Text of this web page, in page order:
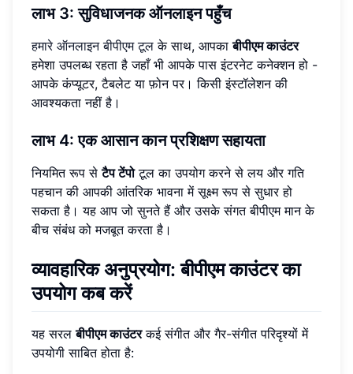
लाभ 3: सुविधाजनक ऑनलाइन पहुँच
हमारे ऑनलाइन बीपीएम टूल के साथ, आपकाबीपीएम काउंटर
हमेशा उपलब्ध रहता है जहाँ भी आपके पास इंटरनेट कनेक्शन हो -
आपके कंप्यूटर, टैबलेट या फ़ोन पर। किसी इंस्टॉलेशन की
आवश्यकता नहीं है।
लाभ 4: एक आसान कान प्रशिक्षण सहायता
नियमित रूप सेटैप टेंपोटूल का उपयोग करने से लय और गति
पहचान की आपकी आंतरिक भावना में सूक्ष्म रूप से सुधार हो
सकता है। यह आप जो सुनते हैं और उसके संगत बीपीएम मान के
बीच संबंध को मजबूत करता है।
व्यावहारिक अनुप्रयोग: बीपीएम काउंटर का
उपयोग कब करें
यह सरलबीपीएम काउंटरकई संगीत और गैर-संगीत परिदृश्यों में
उपयोगी साबित होता है: